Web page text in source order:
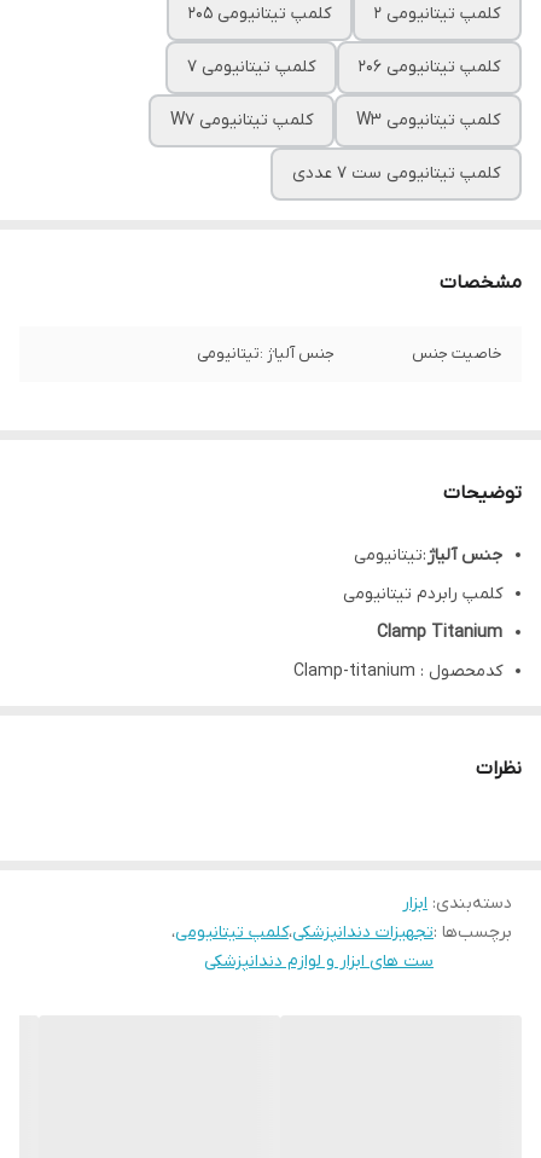
کلمپ تیتانیومی 2 کلمپ تیتانیومی 205
کلمپ تیتانیومی 206 کلمپ تیتانیومی 7
کلمپ تیتانیومی W3 کلمپ تیتانیومی W7
کلمپ تیتانیومی ست ۷ عددی
مشخصات
خاصیت جنس جنس آلیاژ :تیتانیومی
توضیحات
جنس آلیاژ:تیتانیومی
کلمپ رابردم تیتانیومی
Clamp Titanium
کدمحصول : Clamp-titanium
عمل را از محیط مرطوب دهان جداسازی نموده و مانع انتقال آلودگی
بیمار جلوگیری می کند.
این کلمپ قابل اتوکلاو و استریل شدن نیز می باشد و از آنجایی که با
نظرات
دسته‌بندی: ابزار
برچسب‌ها :تجهیزات دندانپزشکی،کلمپ تیتانیومی،
ست های ابزار و لوازم دندانپزشکی